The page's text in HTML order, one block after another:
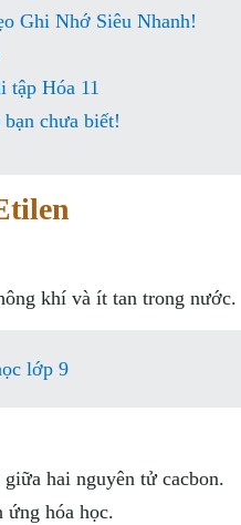
Ghi Nhớ Siêu Nhanh!
tập Hóa 11
chưa biết!
khí và ít tan trong nước.
lớp 9
hai nguyên tử cacbon.
ứng hóa học.